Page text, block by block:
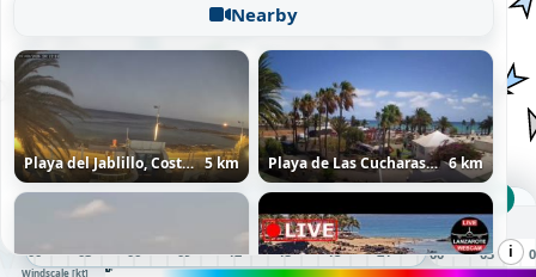
MO 14:00 UTC
Montag, 10.08.26
0001020304050607080910111213 14151617181920212223 00010203 04 05
Windscale [kt] 10
20
30
50
60+
Nearby
Playa del Jablillo, Costa Teguise, Lanzarote 5 km Playa de Las Cucharas, Costa Teguise, Lanzarote 6 km
i